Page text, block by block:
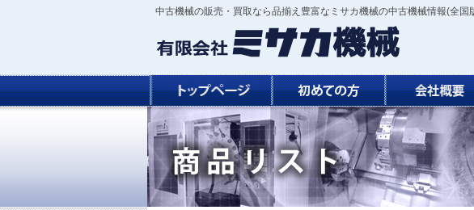
中古機械の販売・買取なら品揃え豊富なミサカ機械の中古機械情報(全国